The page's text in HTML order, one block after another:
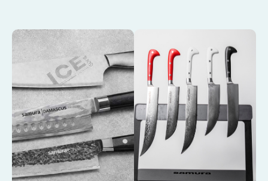
Аксессуары
Подарочные карты
Спецпредложения и уценка
Доставка